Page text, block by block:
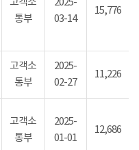
통부
03-14
15,776
고객소
통부
2025-
02-27
11,226
고객소
통부
2025-
01-01
12,686